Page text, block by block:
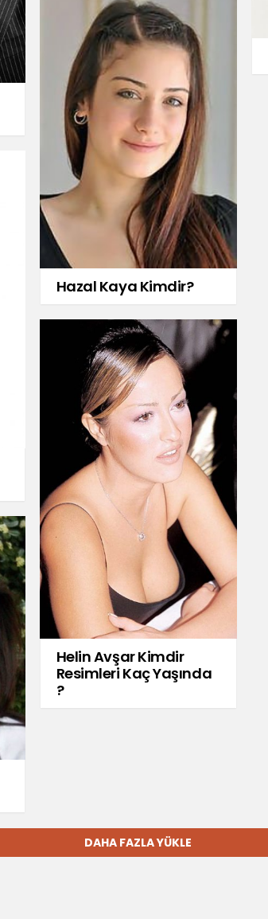
Hazal Kaya Kimdir?
Helin Avşar Kimdir
Resimleri Kaç Yaşında
?
DAHA FAZLA YÜKLE